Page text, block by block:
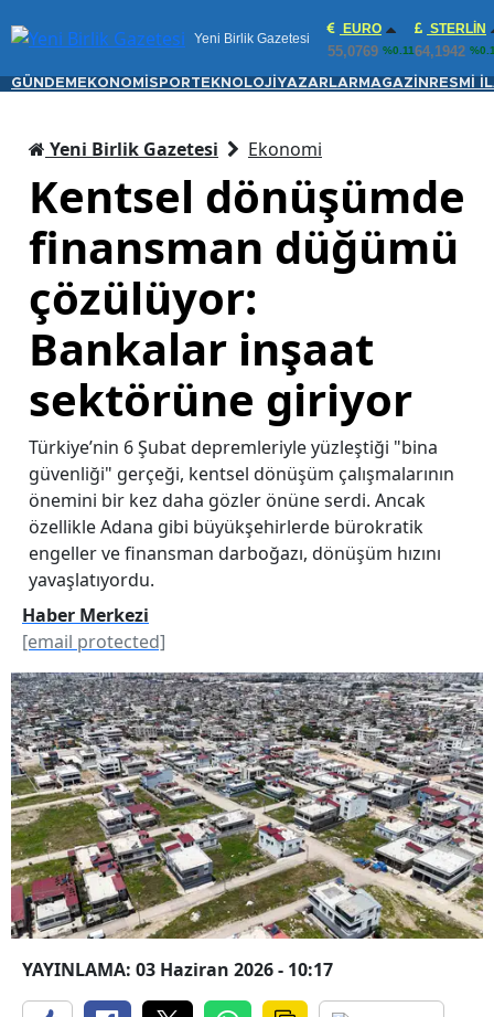
Yeni Birlik Gazetesi
EURO
55,0769 %0.11
STERLIN
64,1942
GÜNDEM EKONOMİ SPORTEKNOLOJİ YAZARLAR MAGAZİN RESMİ
Yeni Birlik Gazetesi Ekonomi
Kentsel dönüşümde
finansman düğümü
çözülüyor:
Bankalar inşaat
sektörüne giriyor
Türkiye’nin 6 Şubat depremleriyle yüzleştiği "bina
güvenliği" gerçeği, kentsel dönüşüm çalışmalarının
önemini bir kez daha gözler önüne serdi. Ancak
özellikle Adana gibi büyükşehirlerde bürokratik
engeller ve finansman darboğazı, dönüşüm hızını
yavaşlatıyordu.
Haber Merkezi
[email protected]
YAYINLAMA: 03 Haziran 2026 - 10:17